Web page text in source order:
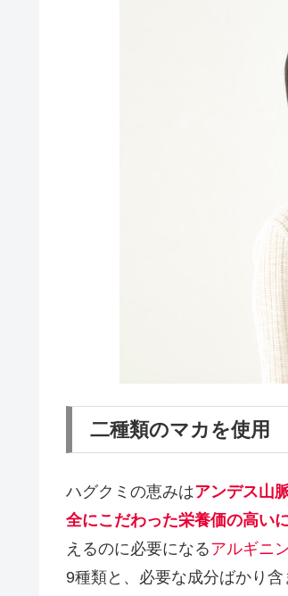
二種類のマカを使用
ハグクミの恵みはアンデス山
全にこだわった栄養価の高い
えるのに必要になるアルギニ
9種類と、必要な成分ばかり